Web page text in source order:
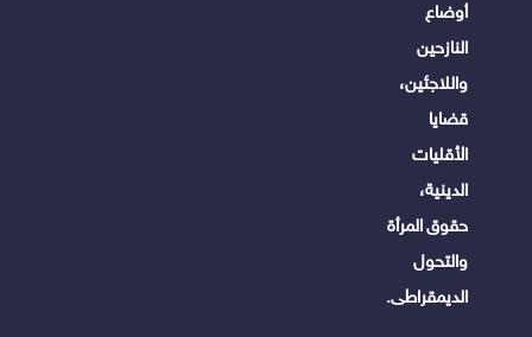
أوضاع
النازحين
واللاجئين،
قضايا
الأقليات
الدينية،
حقوق المرأة
والتحول
الديمقراطى.